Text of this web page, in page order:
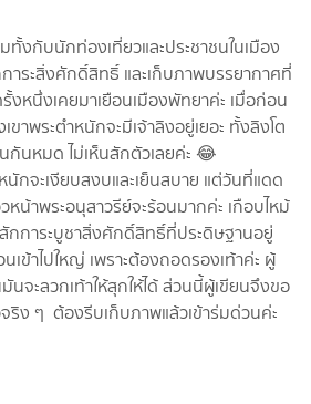
งกับนักท่องเที่ยวและประชาชนในเมือง
าระสิ่งศักดิ์สิทธิ์ และเก็บภาพบรรยากาศที่
งหนึ่งเคยมาเยือนเมืองพัทยาค่ะ เมื่อก่อน
ขาพระตำหนักจะมีเจ้าลิงอยู่เยอะ ทั้งลิงโต
กันหมด ไม่เห็นสักตัวเลยค่ะ 😂
นักจะเงียบสงบและเย็นสบาย แต่วันที่แดด
น้าพระอนุสาวรีย์จะร้อนมากค่ะ เกือบไหม้
กการะบูชาสิ่งศักดิ์สิทธิ์ที่ประดิษฐานอยู่
เข้าไปใหญ่ เพราะต้องถอดรองเท้าค่ะ ผู้
นจะลวกเท้าให้สุกให้ได้ ส่วนนี้ผู้เขียนจึงขอ
จริง ๆ ต้องรีบเก็บภาพแล้วเข้าร่มด่วนค่ะ